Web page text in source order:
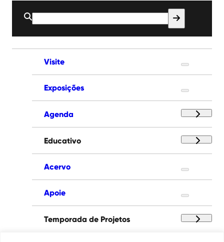
Buscar
por:
Visite
Exposições
Agenda
Educativo
Acervo
Apoie
Temporada de Projetos